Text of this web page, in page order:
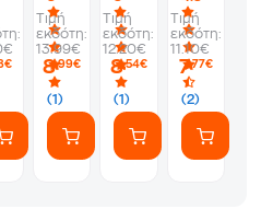
(1)
Τιμή
εκδότη:
13.99€
8,99€
(1)
Τιμή
εκδότη:
12.20€
8,54€
(2)
Τιμή
εκδότη:
11.10€
7,77€